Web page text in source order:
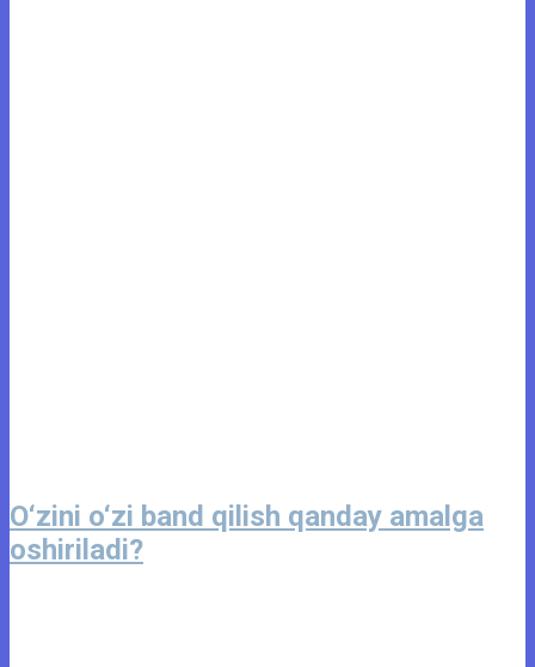
O‘zini o‘zi band qilish qanday amalga
oshiriladi?